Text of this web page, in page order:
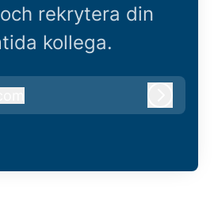
rekrytera din
kollega.